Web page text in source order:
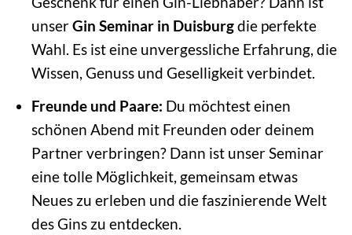
unserGin Seminar in Duisburgdie perfekte
Wahl. Es ist eine unvergessliche Erfahrung, die
Wissen, Genuss und Geselligkeit verbindet.
Freunde und Paare: Du möchtest einen
schönen Abend mit Freunden oder deinem
Partner verbringen? Dann ist unser Seminar
eine tolle Möglichkeit, gemeinsam etwas
Neues zu erleben und die faszinierende Welt
des Gins zu entdecken.